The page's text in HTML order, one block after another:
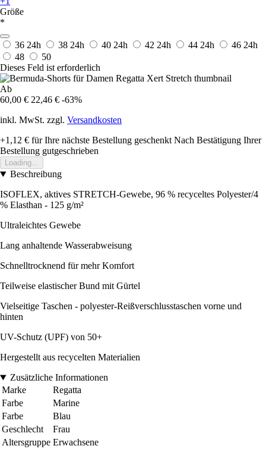
Größe
*
36 24h 38 24h 40 24h 42 24h 44 24h 46 24h
48
50
Dieses Feld ist erforderlich
Ab
60,00 € 22,46 € -63%
inkl. MwSt. zzgl. Versandkosten
+1,12 € für Ihre nächste Bestellung geschenkt Nach Bestätigung Ihrer
Bestellung gutgeschrieben
Loading...
Beschreibung
ISOFLEX, aktives STRETCH-Gewebe, 96 % recyceltes Polyester/4
% Elasthan - 125 g/m²
Ultraleichtes Gewebe
Lang anhaltende Wasserabweisung
Schnelltrocknend für mehr Komfort
Teilweise elastischer Bund mit Gürtel
Vielseitige Taschen - polyester-Reißverschlusstaschen vorne und
hinten
UV-Schutz (UPF) von 50+
Hergestellt aus recycelten Materialien
Zusätzliche Informationen
Marke
Regatta
Farbe
Marine
Farbe
Blau
Geschlecht
Frau
Altersgruppe Erwachsene